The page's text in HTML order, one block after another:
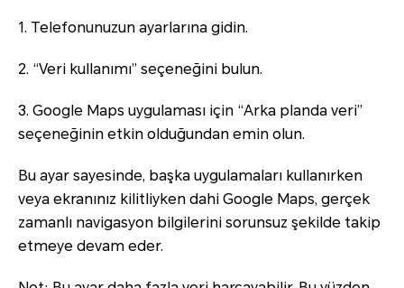
1. Telefonunuzun ayarlarına gidin.
2. “Veri kullanımı” seçeneğini bulun.
3. Google Maps uygulaması için “Arka planda veri”
seçeneğinin etkin olduğundan emin olun.
Bu ayar sayesinde, başka uygulamaları kullanırken
veya ekranınız kilitliyken dahi Google Maps, gerçek
zamanlı navigasyon bilgilerini sorunsuz şekilde takip
etmeye devam eder.